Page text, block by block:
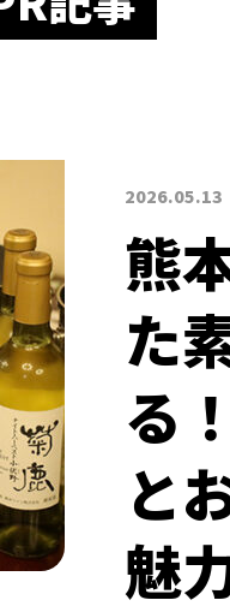
2026.05.13
熊
た
る
と
魅